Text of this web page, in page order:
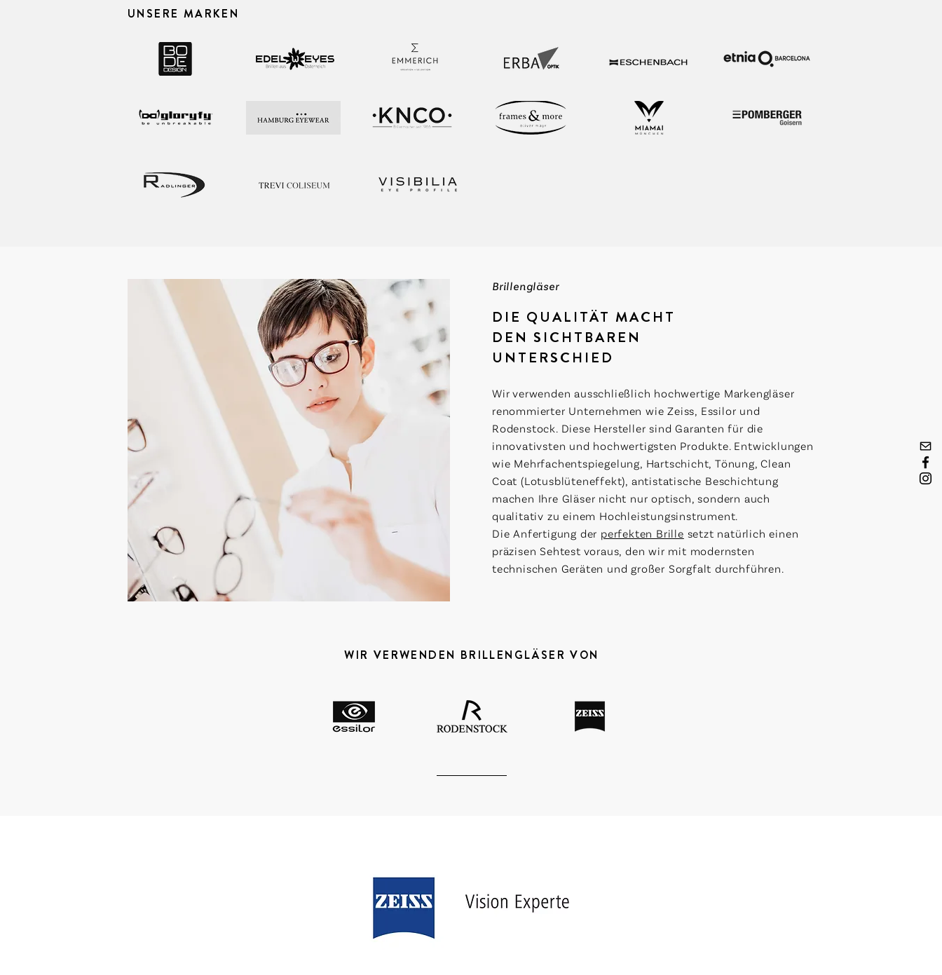
UNSERE MARKEN
Brillengläser
DIE QUALITÄT MACHT
DEN SICHTBAREN
UNTERSCHIED
Wir verwenden ausschließlich hochwertige Markengläser
renommierter Unternehmen wie Zeiss, Essilor und
Rodenstock. Diese Hersteller sind Garanten für die
innovativsten und hochwertigsten Produkte. Entwicklungen
wie Mehrfachentspiegelung, Hartschicht, Tönung, Clean
Coat (Lotusblüteneffekt), antistatische Beschichtung
machen Ihre Gläser nicht nur optisch, sondern auch
qualitativ zu einem Hochleistungsinstrument.
Die Anfertigung der perfekten Brille setzt natürlich einen
präzisen Sehtest voraus, den wir mit modernsten
technischen Geräten und großer Sorgfalt durchführen.
WIR VERWENDEN BRILLENGLÄSER VON